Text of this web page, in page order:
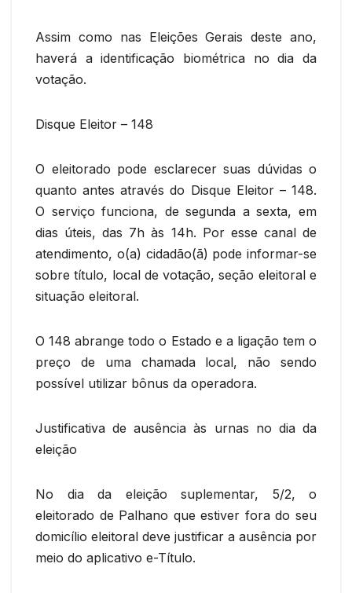
Assim como nas Eleições Gerais deste ano,
haverá a identificação biométrica no dia da
votação.
Disque Eleitor – 148
O eleitorado pode esclarecer suas dúvidas o
quanto antes através do Disque Eleitor – 148.
O serviço funciona, de segunda a sexta, em
dias úteis, das 7h às 14h. Por esse canal de
atendimento, o(a) cidadão(ã) pode informar-se
sobre título, local de votação, seção eleitoral e
situação eleitoral.
O 148 abrange todo o Estado e a ligação tem o
preço de uma chamada local, não sendo
possível utilizar bônus da operadora.
Justificativa de ausência às urnas no dia da
eleição
No dia da eleição suplementar, 5/2, o
eleitorado de Palhano que estiver fora do seu
domicílio eleitoral deve justificar a ausência por
meio do aplicativo e-Título.